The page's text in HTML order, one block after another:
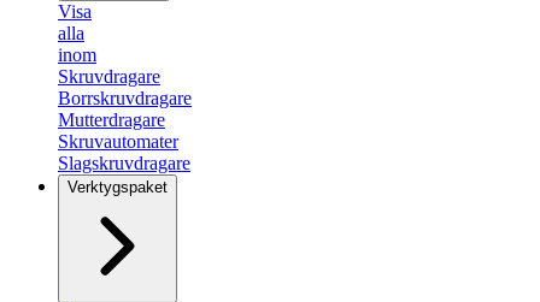
Visa
alla
inom
Skruvdragare
Borrskruvdragare
Mutterdragare
Skruvautomater
Slagskruvdragare
Verktygspaket